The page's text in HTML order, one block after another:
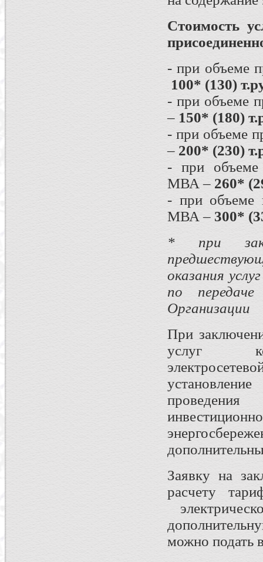
Стоимость
- при объеме
100* (130)
- при объеме
– 150* (180)
- при объеме
– 200* (230)
- при объеме
МВА – 260*
- при объеме
МВА – 300*
* при
оказания
по
Организации
При
услуг
Заявку на
расчету
можно подать